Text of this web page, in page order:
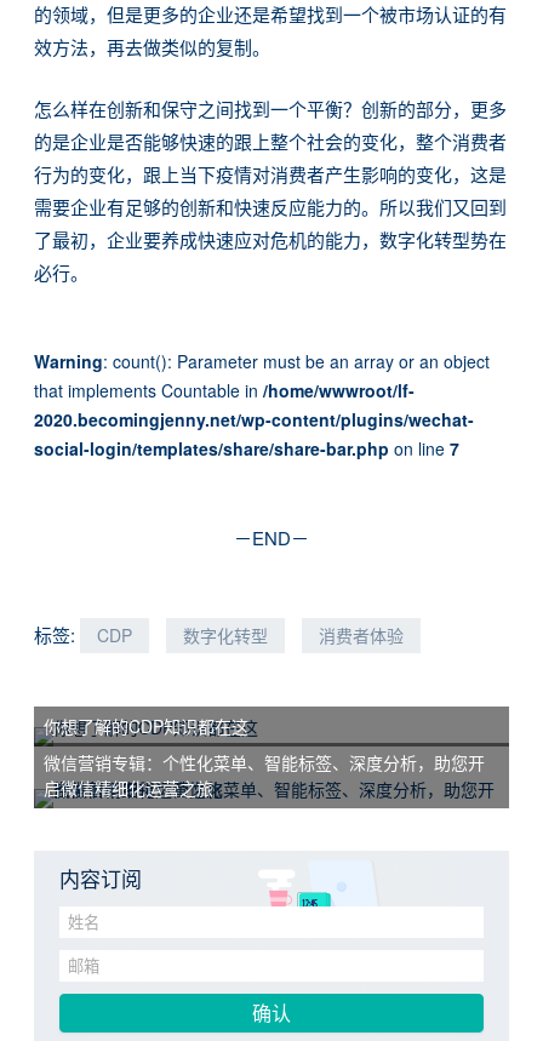
的领域，但是更多的企业还是希望找到一个被市场认证的有
效方法，再去做类似的复制。
怎么样在创新和保守之间找到一个平衡？创新的部分，更多
的是企业是否能够快速的跟上整个社会的变化，整个消费者
行为的变化，跟上当下疫情对消费者产生影响的变化，这是
需要企业有足够的创新和快速反应能力的。所以我们又回到
了最初，企业要养成快速应对危机的能力，数字化转型势在
必行。
Warning: count(): Parameter must be an array or an object
that implements Countable in /home/wwwroot/lf-
2020.becomingjenny.net/wp-content/plugins/wechat-
social-login/templates/share/share-bar.php on line 7
－END－
标签: CDP 数字化转型 消费者体验
你想了解的CDP知识都在这
微信营销专辑：个性化菜单、智能标签、深度分析，助您开
启微信精细化运营之旅
内容订阅